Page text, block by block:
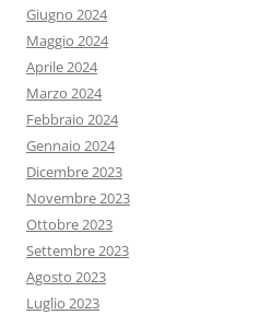
Giugno 2024
Maggio 2024
Aprile 2024
Marzo 2024
Febbraio 2024
Gennaio 2024
Dicembre 2023
Novembre 2023
Ottobre 2023
Settembre 2023
Agosto 2023
Luglio 2023